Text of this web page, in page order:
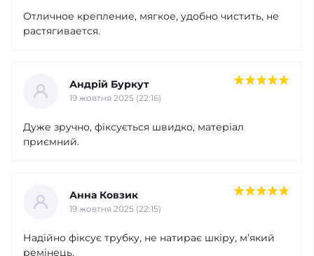
Отличное крепление, мягкое, удобно чистить, не
растягивается.
Андрій Буркут
19 жовтня 2025 (22:16)
Дуже зручно, фіксується швидко, матеріал
приємний.
Анна Ковзик
19 жовтня 2025 (22:15)
Надійно фіксує трубку, не натирає шкіру, м’який
ремінець.